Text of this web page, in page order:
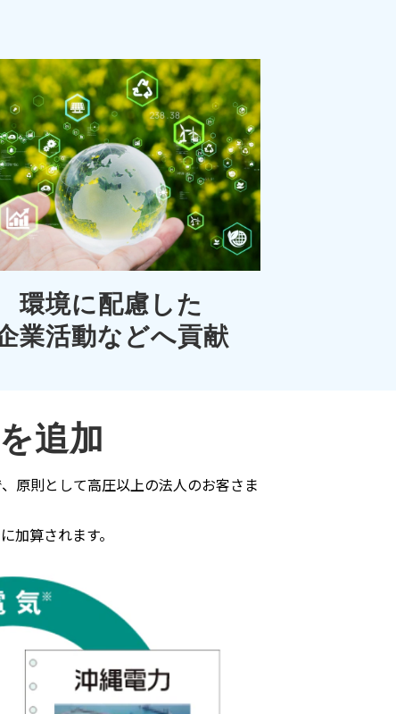
環境に配慮した
業活動などへ貢献
追加
原則として高圧以上の法人のお客さま
加算されます。